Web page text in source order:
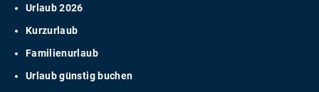
Urlaub 2026
Kurzurlaub
Familienurlaub
Urlaub günstig buchen